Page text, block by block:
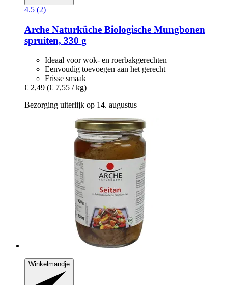
4.5 (2)
Arche Naturküche Biologische Mungbonen
spruiten, 330 g
Ideaal voor wok- en roerbakgerechten
Eenvoudig toevoegen aan het gerecht
Frisse smaak
€ 2,49 (€ 7,55 / kg)
Bezorging uiterlijk op 14. augustus
Winkelmandje